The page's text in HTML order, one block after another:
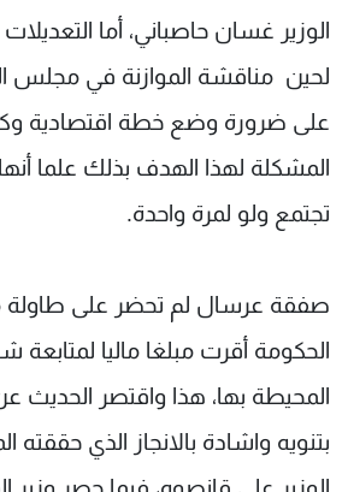
الوزير غسان حاصباني، أما
لحين مناقشة الموازنة في مجلس
على ضرورة وضع خطة اقتصادية
المشكلة لهذا الهدف بذلك علما
تجتمع ولو لمرة واحدة.
صفقة عرسال لم تحضر على طاولة
الحكومة أقرت مبلغا ماليا لمتابعة
المحيطة بها، هذا واقتصر
بتنويه واشادة بالانجاز الذي حققته